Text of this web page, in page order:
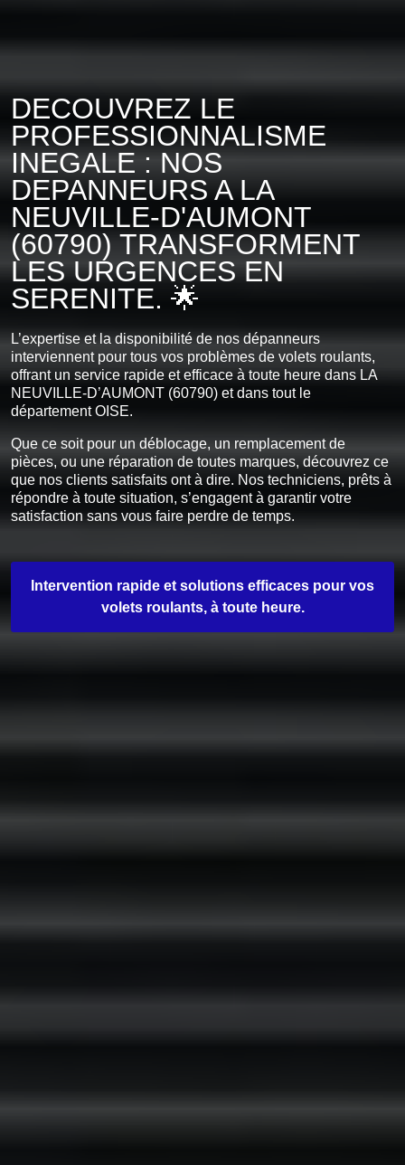
DECOUVREZ LE
PROFESSIONNALISME
INEGALE : NOS
DEPANNEURS A LA
NEUVILLE-D'AUMONT
(60790) TRANSFORMENT
LES URGENCES EN
SERENITE. 🌟
L’expertise et la disponibilité de nos dépanneurs
interviennent pour tous vos problèmes de volets roulants,
offrant un service rapide et efficace à toute heure dans LA
NEUVILLE-D’AUMONT (60790) et dans tout le
département OISE.
Que ce soit pour un déblocage, un remplacement de
pièces, ou une réparation de toutes marques, découvrez ce
que nos clients satisfaits ont à dire. Nos techniciens, prêts à
répondre à toute situation, s’engagent à garantir votre
satisfaction sans vous faire perdre de temps.
Intervention rapide et solutions efficaces pour vos
volets roulants, à toute heure.